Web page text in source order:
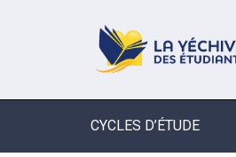
CYCLES D’ÉTUDE